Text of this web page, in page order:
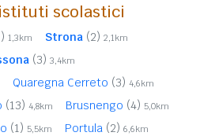
scolastici
1,3km Strona (2) 2,1km
(3) 3,4km
Quaregna Cerreto (3) 4,6km
(13) 4,8km Brusnengo (4) 5,0km
(1) 5,5km Portula (2) 6,6km